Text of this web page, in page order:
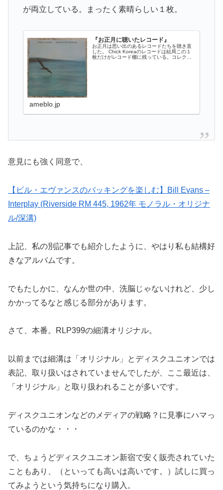
が両立している。まったく素晴らしい１枚。
『お正月に聴いたレコード』
お正月は思い出のあるレコードたちを聴き直
した。 Chick Koreaのレコードは結局この１
枚だけがレコード棚に残っている。コレクタ
ameblo.jp
意見にも強く同意で、
【ビル・エヴァンスのバッキングを楽しむ】Bill Evans –
Interplay (Riverside RM 445, 1962年 モノラル・オリジナ
ル/深溝)
上記、私の別記事でも紹介したように、やはり私も結構好
きなアルバムです。
でもたしかに、なんか世の中、洗脳じゃないけれど、少し
かかってるなと感じる部分があります。
さて、本番。RLP399の細溝オリジナル。
以前までは細溝は「オリジナル」とディスクユニオンでは
表記、取り扱いはされていませんでしたが、ここ最近は、
「オリジナル」と取り扱われることが多いです。
ディスクユニオンなどのメディアの戦略？に見事にハマっ
ているのかな・・・
で、ちょうどディスクユニオン新宿で安く販売されていた
こともあり、（といっても高いは高いです。）試しに買っ
てみようという気持ちになり購入。